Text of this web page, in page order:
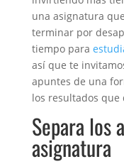
una asignatura
terminar por
tiempo para
así que te
apuntes de una
los resultados que
Separa los
asignatura